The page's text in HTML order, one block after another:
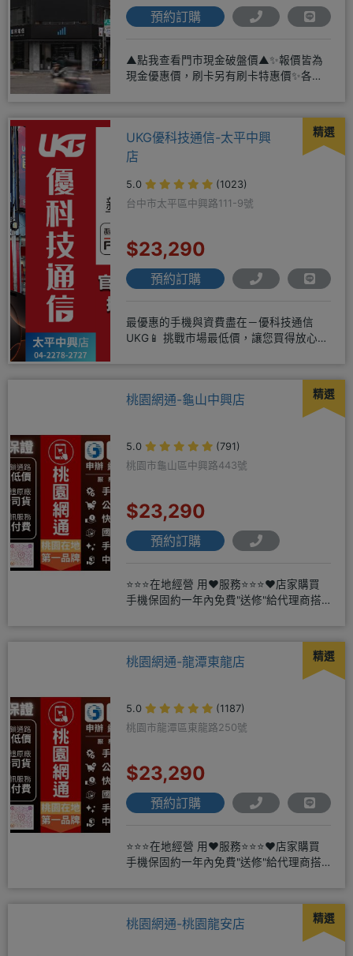
預約訂購
▲點我查看門市現金破盤價▲✨報價皆為
現金優惠價，刷卡另有刷卡特惠價✨各大
精選
UKG優科技通信-太平中興
店
5.0
(1023)
台中市太平區中興路111-9號
$23,290
預約訂購
最優惠的手機與資費盡在－優科技通信
UKG📱 挑戰市場最低價，讓您買得放心又
精選
桃園網通-龜山中興店
5.0
(791)
桃園市龜山區中興路443號
$23,290
預約訂購
⭐⭐⭐在地經營 用❤️服務⭐⭐⭐❤️店家購買
手機保固約一年內免費"送修"給代理商搭
精選
桃園網通-龍潭東龍店
5.0
(1187)
桃園市龍潭區東龍路250號
$23,290
預約訂購
⭐⭐⭐在地經營 用❤️服務⭐⭐⭐❤️店家購買
手機保固約一年內免費"送修"給代理商搭
精選
桃園網通-桃園龍安店